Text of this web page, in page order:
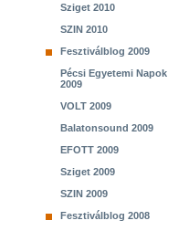
Sziget 2010
SZIN 2010
Fesztiválblog 2009
Pécsi Egyetemi Napok
2009
VOLT 2009
Balatonsound 2009
EFOTT 2009
Sziget 2009
SZIN 2009
Fesztiválblog 2008